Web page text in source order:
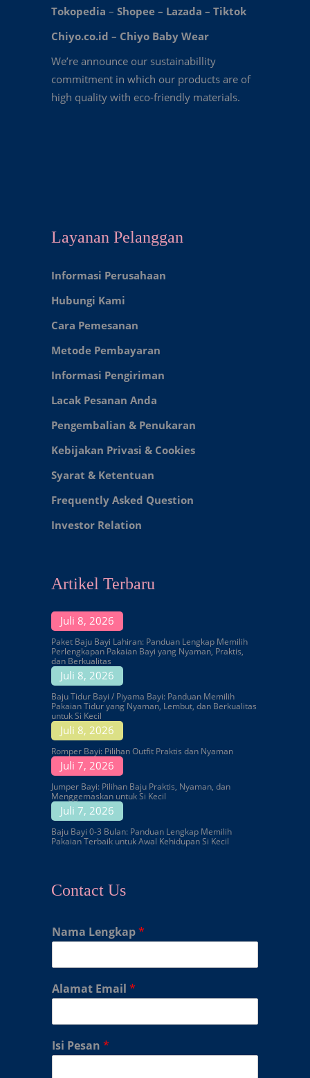
Tokopedia – Shopee – Lazada – Tiktok
Chiyo.co.id – Chiyo Baby Wear
We’re announce our sustainabillity
commitment in which our products are of
high quality with eco-friendly materials.
Layanan Pelanggan
Informasi Perusahaan
Hubungi Kami
Cara Pemesanan
Metode Pembayaran
Informasi Pengiriman
Lacak Pesanan Anda
Pengembalian & Penukaran
Kebijakan Privasi & Cookies
Syarat & Ketentuan
Frequently Asked Question
Investor Relation
Artikel Terbaru
Juli 8, 2026
Paket Baju Bayi Lahiran: Panduan Lengkap Memilih
Perlengkapan Pakaian Bayi yang Nyaman, Praktis,
dan Berkualitas
Juli 8, 2026
Baju Tidur Bayi / Piyama Bayi: Panduan Memilih
Pakaian Tidur yang Nyaman, Lembut, dan Berkualitas
untuk Si Kecil
Juli 8, 2026
Romper Bayi: Pilihan Outfit Praktis dan Nyaman
Juli 7, 2026
Jumper Bayi: Pilihan Baju Praktis, Nyaman, dan
Menggemaskan untuk Si Kecil
Juli 7, 2026
Baju Bayi 0-3 Bulan: Panduan Lengkap Memilih
Pakaian Terbaik untuk Awal Kehidupan Si Kecil
Contact Us
Nama Lengkap*
Alamat Email *
Isi Pesan *